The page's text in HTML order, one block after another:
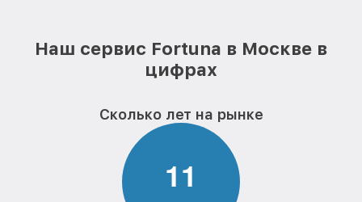
Наш сервис Fortuna в Москве в
цифрах
Сколько лет на рынке
11